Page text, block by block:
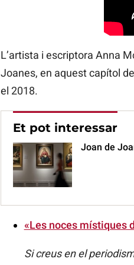
L’artista i escriptora Anna
Joanes, en aquest capítol
el 2018.
Et pot interessar
Joan de
«Les noces místiques
Si creus en el